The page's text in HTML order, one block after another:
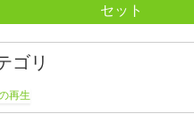
セット
ゴリ
再生